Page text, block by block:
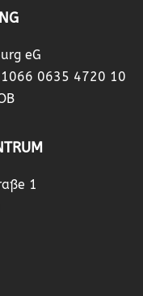
eG
1066 0635 4720 10
1